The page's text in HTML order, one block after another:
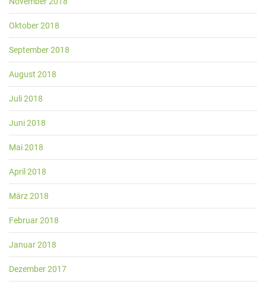
Oktober 2018
September 2018
August 2018
Juli 2018
Juni 2018
Mai 2018
April 2018
März 2018
Februar 2018
Januar 2018
Dezember 2017